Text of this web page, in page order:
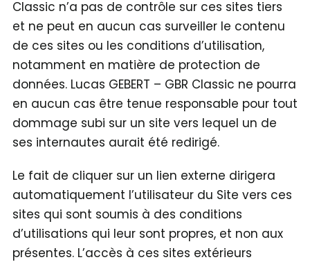
Classic n’a pas de contrôle sur ces sites tiers
et ne peut en aucun cas surveiller le contenu
de ces sites ou les conditions d’utilisation,
notamment en matière de protection de
données. Lucas GEBERT – GBR Classic ne pourra
en aucun cas être tenue responsable pour tout
dommage subi sur un site vers lequel un de
ses internautes aurait été redirigé.
Le fait de cliquer sur un lien externe dirigera
automatiquement l’utilisateur du Site vers ces
sites qui sont soumis à des conditions
d’utilisations qui leur sont propres, et non aux
présentes. L’accès à ces sites extérieurs